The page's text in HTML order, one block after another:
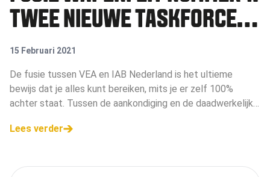
TWEE NIEUWE TASKFORCES
DIE HET VERSCHIL GAAN
MAKEN
15 Februari 2021
De fusie tussen VEA en IAB Nederland is het ultieme
bewijs dat je alles kunt bereiken, mits je er zelf 100%
achter staat. Tussen de aankondiging en de daadwerkelijke
hoe. Een van de eerste w
Lees verder